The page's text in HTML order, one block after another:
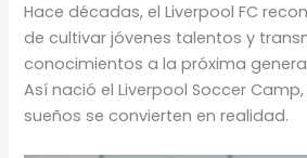
Hace décadas, el Liverpool FC
de cultivar jóvenes talentos y
conocimientos a la próxima
Así nació el Liverpool Soccer
sueños se convierten en realidad.